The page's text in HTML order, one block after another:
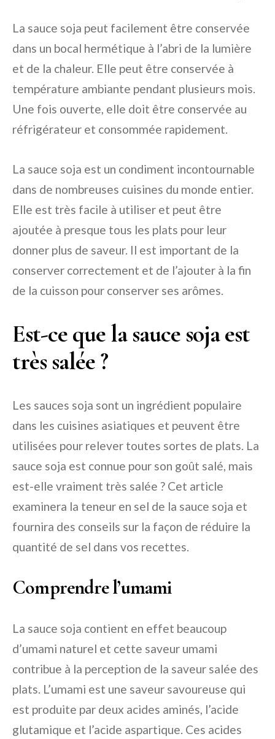
La sauce soja peut facilement être conservée
dans un bocal hermétique à l’abri de la lumière
et de la chaleur. Elle peut être conservée à
température ambiante pendant plusieurs mois.
Une fois ouverte, elle doit être conservée au
réfrigérateur et consommée rapidement.
La sauce soja est un condiment incontournable
dans de nombreuses cuisines du monde entier.
Elle est très facile à utiliser et peut être
ajoutée à presque tous les plats pour leur
donner plus de saveur. Il est important de la
conserver correctement et de l’ajouter à la fin
de la cuisson pour conserver ses arômes.
Est-ce que la sauce soja est
très salée ?
Les sauces soja sont un ingrédient populaire
dans les cuisines asiatiques et peuvent être
utilisées pour relever toutes sortes de plats. La
sauce soja est connue pour son goût salé, mais
est-elle vraiment très salée ? Cet article
examinera la teneur en sel de la sauce soja et
fournira des conseils sur la façon de réduire la
quantité de sel dans vos recettes.
Comprendre l’umami
La sauce soja contient en effet beaucoup
d’umami naturel et cette saveur umami
contribue à la perception de la saveur salée des
plats. L’umami est une saveur savoureuse qui
est produite par deux acides aminés, l’acide
glutamique et l’acide aspartique. Ces acides